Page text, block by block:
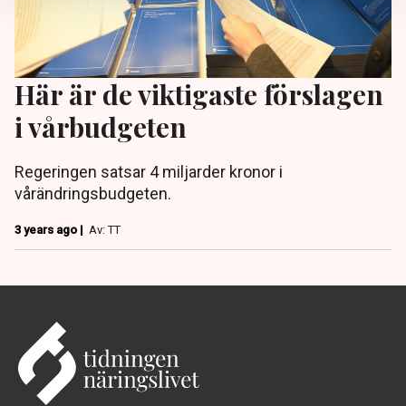
Här är de viktigaste förslagen
i vårbudgeten
Regeringen satsar 4 miljarder kronor i
vårändringsbudgeten.
3 years ago | Av: TT